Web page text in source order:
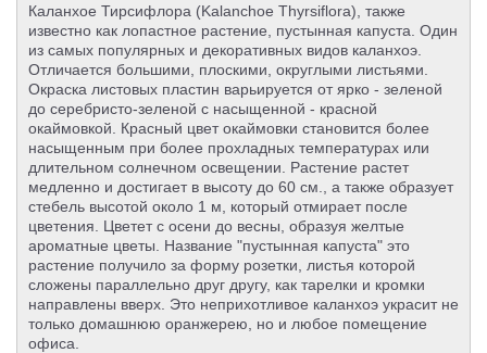
Каланхое Тирсифлора (Kalanchoe Thyrsiflora), также
известно как лопастное растение, пустынная капуста. Один
из самых популярных и декоративных видов каланхоэ.
Отличается большими, плоскими, округлыми листьями.
Окраска листовых пластин варьируется от ярко - зеленой
до серебристо-зеленой с насыщенной - красной
окаймовкой. Красный цвет окаймовки становится более
насыщенным при более прохладных температурах или
длительном солнечном освещении. Растение растет
медленно и достигает в высоту до 60 см., а также образует
стебель высотой около 1 м, который отмирает после
цветения. Цветет с осени до весны, образуя желтые
ароматные цветы. Название "пустынная капуста" это
растение получило за форму розетки, листья которой
сложены параллельно друг другу, как тарелки и кромки
направлены вверх. Это неприхотливое каланхоэ украсит не
только домашнюю оранжерею, но и любое помещение
офиса.